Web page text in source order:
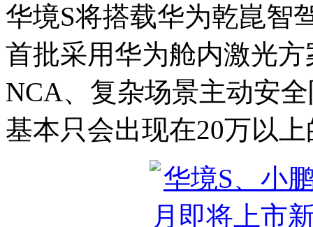
华境S将搭载华为乾崑智
首批采用华为舱内激光
NCA、复杂场景主动安
基本只会出现在20万以